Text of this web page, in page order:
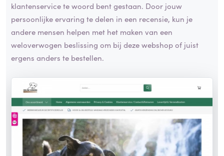
klantenservice te woord bent gestaan. Door jouw
persoonlijke ervaring te delen in een recensie, kun je
andere mensen helpen met het maken van een
weloverwogen beslissing om bij deze webshop of juist
ergens anders te bestellen.